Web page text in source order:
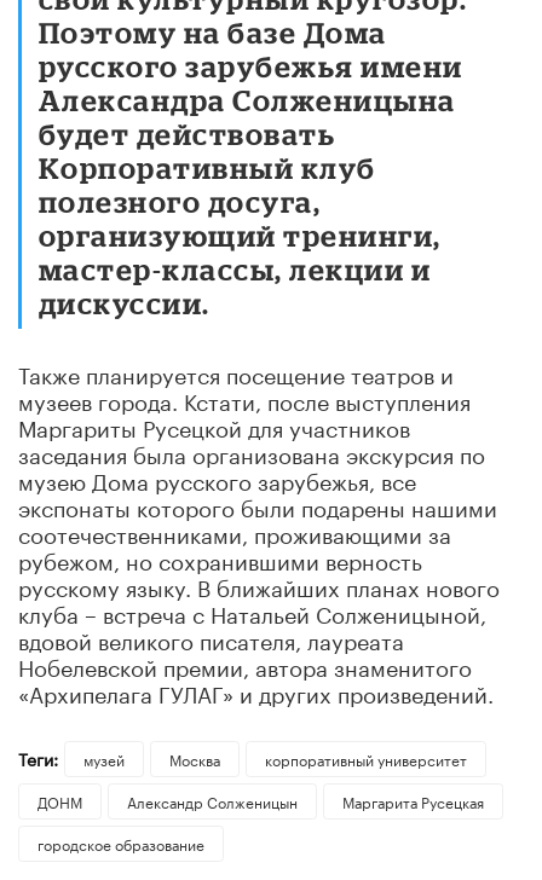
Поэтому на базе Дома
русского зарубежья имени
Александра Солженицына
будет действовать
Корпоративный клуб
полезного досуга,
организующий тренинги,
мастер-классы, лекции и
дискуссии.
Также планируется посещение театров и
музеев города. Кстати, после выступления
Маргариты Русецкой для участников
заседания была организована экскурсия по
музею Дома русского зарубежья, все
экспонаты которого были подарены нашими
соотечественниками, проживающими за
рубежом, но сохранившими верность
русскому языку. В ближайших планах нового
клуба – встреча с Натальей Солженицыной,
вдовой великого писателя, лауреата
Нобелевской премии, автора знаменитого
«Архипелага ГУЛАГ» и других произведений.
Теги: музей Москва
корпоративный университет
ДОНМ
Александр Солженицын
Маргарита Русецкая
городское образование